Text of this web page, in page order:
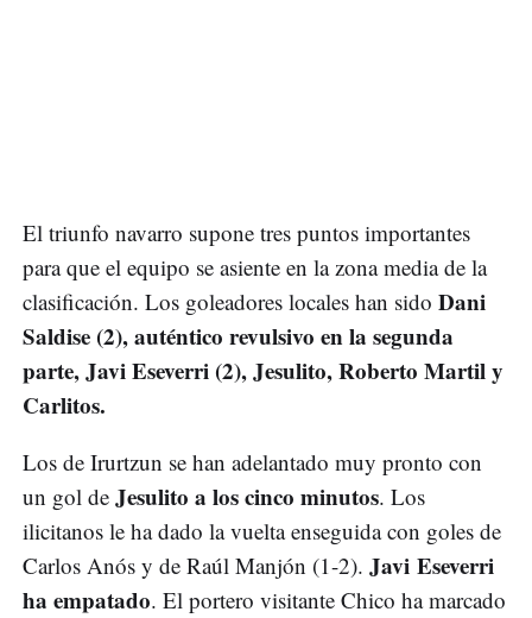
El triunfo navarro supone tres puntos importantes
para que el equipo se asiente en la zona media de la
clasificación. Los goleadores locales han sido Dani
Saldise (2), auténtico revulsivo en la segunda
parte, Javi Eseverri (2), Jesulito, Roberto Martil y
Carlitos.
Los de Irurtzun se han adelantado muy pronto con
un gol de Jesulito a los cinco minutos. Los
ilicitanos le ha dado la vuelta enseguida con goles de
Carlos Anós y de Raúl Manjón (1-2). Javi Eseverri
ha empatado. El portero visitante Chico ha marcado